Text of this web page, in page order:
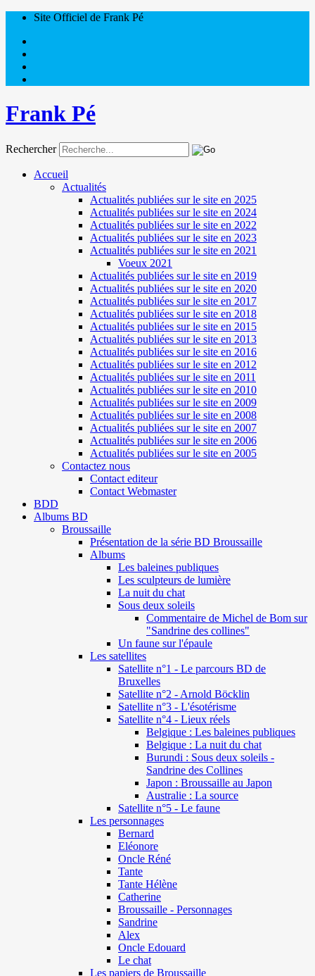
Site Officiel de Frank Pé
Frank Pé
Rechercher
Accueil
Actualités
Actualités publiées sur le site en 2025
Actualités publiées sur le site en 2024
Actualités publiées sur le site en 2022
Actualités publiées sur le site en 2023
Actualités publiées sur le site en 2021
Voeux 2021
Actualités publiées sur le site en 2019
Actualités publiées sur le site en 2020
Actualités publiées sur le site en 2017
Actualités publiées sur le site en 2018
Actualités publiées sur le site en 2015
Actualités publiées sur le site en 2013
Actualités publiées sur le site en 2016
Actualités publiées sur le site en 2012
Actualités publiées sur le site en 2011
Actualités publiées sur le site en 2010
Actualités publiées sur le site en 2009
Actualités publiées sur le site en 2008
Actualités publiées sur le site en 2007
Actualités publiées sur le site en 2006
Actualités publiées sur le site en 2005
Contactez nous
Contact editeur
Contact Webmaster
BDD
Albums BD
Broussaille
Présentation de la série BD Broussaille
Albums
Les baleines publiques
Les sculpteurs de lumière
La nuit du chat
Sous deux soleils
Commentaire de Michel de Bom sur
"Sandrine des collines"
Un faune sur l'épaule
Les satellites
Satellite n°1 - Le parcours BD de
Bruxelles
Satellite n°2 - Arnold Böcklin
Satellite n°3 - L'ésotérisme
Satellite n°4 - Lieux réels
Belgique : Les baleines publiques
Belgique : La nuit du chat
Burundi : Sous deux soleils -
Sandrine des Collines
Japon : Broussaille au Japon
Australie : La source
Satellite n°5 - Le faune
Les personnages
Bernard
Eléonore
Oncle Réné
Tante
Tante Hélène
Catherine
Broussaille - Personnages
Sandrine
Alex
Oncle Edouard
Le chat
Les papiers de Broussaille